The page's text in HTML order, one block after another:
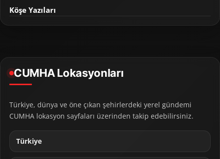
Köşe Yazıları
CUMHA Lokasyonları
Türkiye, dünya ve öne çıkan şehirlerdeki yerel gündemi
CUMHA lokasyon sayfaları üzerinden takip edebilirsiniz.
Türkiye